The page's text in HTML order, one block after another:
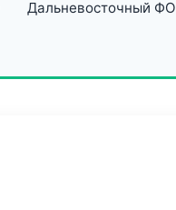
Дальневосточный ФО